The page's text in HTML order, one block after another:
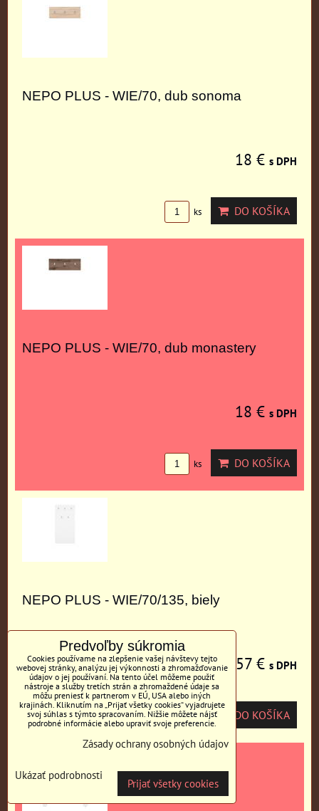
NEPO PLUS - WIE/70, dub sonoma
18 € s DPH
ks DO KOŠÍKA
NEPO PLUS - WIE/70, dub monastery
18 € s DPH
ks DO KOŠÍKA
NEPO PLUS - WIE/70/135, biely
57 € s DPH
ks DO KOŠÍKA
Predvoľby súkromia
Cookies používame na zlepšenie vašej návštevy tejto
webovej stránky, analýzu jej výkonnosti a zhromažďovanie
údajov o jej používaní. Na tento účel môžeme použiť
nástroje a služby tretích strán a zhromaždené údaje sa
môžu preniesť k partnerom v EÚ, USA alebo iných
krajinách. Kliknutím na „Prijať všetky cookies“ vyjadrujete
svoj súhlas s týmto spracovaním. Nižšie môžete nájsť
podrobné informácie alebo upraviť svoje preferencie.
Zásady ochrany osobných údajov
Ukázať podrobnosti
Prijať všetky cookies